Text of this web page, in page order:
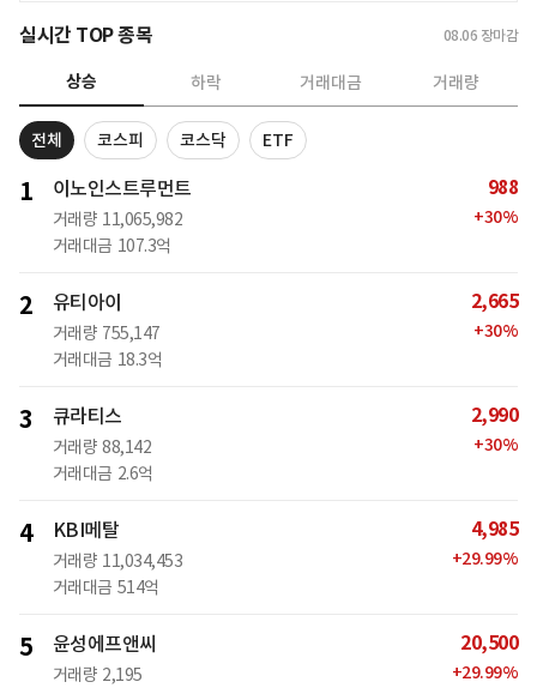
실시간 TOP 종목 08.06 장마감
상승 하락 거래대금 거래량
전체 코스피 코스닥 ETF
1 이노인스트루먼트
거래량 11,065,982
거래대금 107.3억
988
+30%
2 유티아이
거래량 755,147
거래대금 18.3억
2,665
+30%
3 큐라티스
거래량 88,142
거래대금 2.6억
2,990
+30%
4 KBI메탈
거래량 11,034,453
거래대금 514억
4,985
+29.99%
5 윤성에프앤씨
거래량 2,195
20,500
+29.99%